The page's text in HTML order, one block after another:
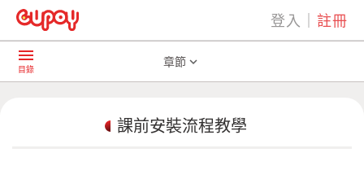
登入 ｜註冊
AI共學社群play_arrow
menu
目錄
章節 expand_more
課前安裝流程教學